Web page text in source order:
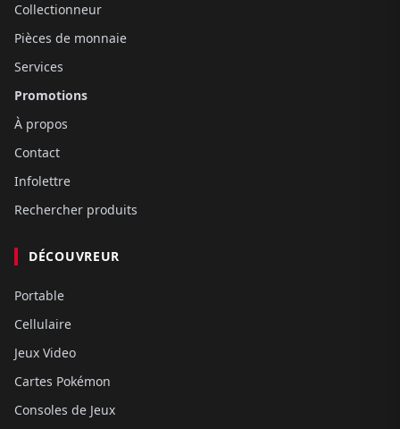
Collectionneur
Pièces de monnaie
Services
Promotions
À propos
Contact
Infolettre
Rechercher produits
DÉCOUVREUR
Portable
Cellulaire
Jeux Video
Cartes Pokémon
Consoles de Jeux